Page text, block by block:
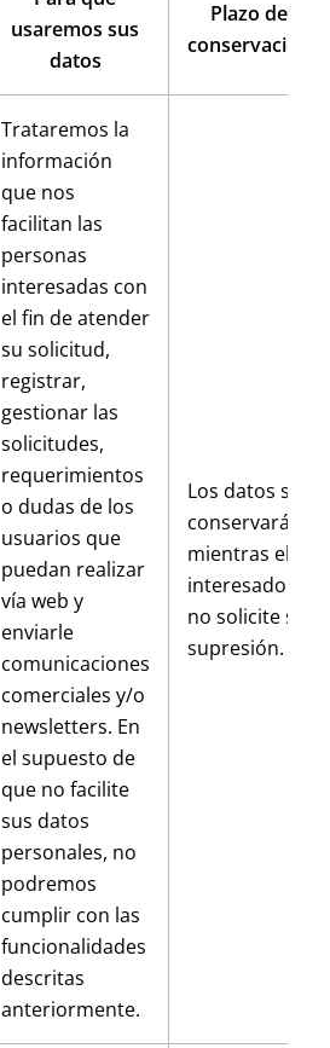
usaremos sus
datos
Plazo de
conservación
Trataremos la
información
que nos
facilitan las
personas
interesadas con
el fin de atender
su solicitud,
registrar,
gestionar las
solicitudes,
requerimientos
o dudas de los
usuarios que
puedan realizar
vía web y
enviarle
comunicaciones
comerciales y/o
newsletters. En
el supuesto de
que no facilite
sus datos
personales, no
podremos
cumplir con las
funcionalidades
descritas
anteriormente.
Los datos se
conservarán
mientras el
interesado
no solicite su
supresión.